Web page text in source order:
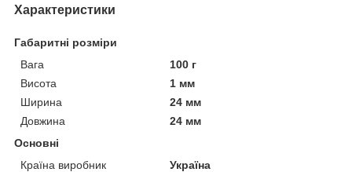
Характеристики
Габаритні розміри
Вага
100 г
Висота
1 мм
Ширина
24 мм
Довжина
24 мм
Основні
Країна виробник
Україна